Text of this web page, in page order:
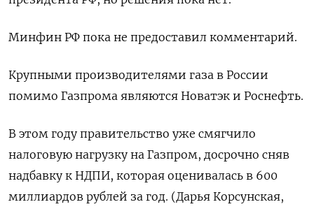
Минфин РФ пока не предоставил комментарий.
Крупными производителями газа в России
помимо Газпрома являются Новатэк и Роснефть.
В этом году правительство уже смягчило
налоговую нагрузку на Газпром, досрочно сняв
надбавку к НДПИ, которая оценивалась в 600
миллиардов рублей за год. (Дарья Корсунская,